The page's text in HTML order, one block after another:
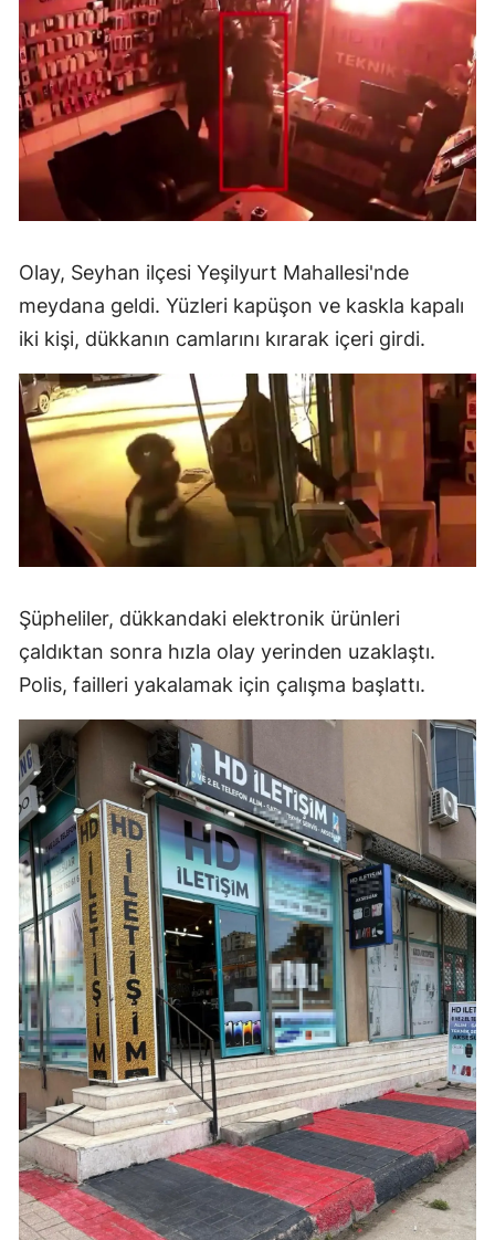
Olay, Seyhan ilçesi Yeşilyurt Mahallesi'nde
meydana geldi. Yüzleri kapüşon ve kaskla kapalı
iki kişi, dükkanın camlarını kırarak içeri girdi.
Şüpheliler, dükkandaki elektronik ürünleri
çaldıktan sonra hızla olay yerinden uzaklaştı.
Polis, failleri yakalamak için çalışma başlattı.